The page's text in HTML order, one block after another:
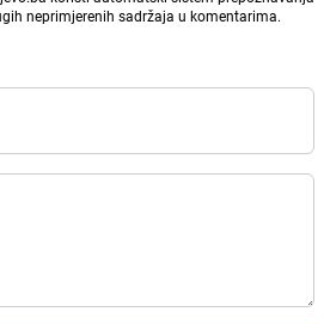
neprimjerenih sadržaja u komentarima.